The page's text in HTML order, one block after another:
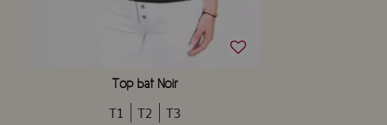
Top bat Noir
T1 T2 T3